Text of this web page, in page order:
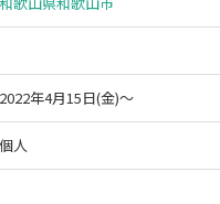
テレワーク
2022年4月15日(金)〜
個人